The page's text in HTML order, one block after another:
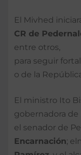
El Mivhed
CR de
entre otros,
para seguir
o de la
El ministro Ito
gobernadora de
el senador de
Encarnación;